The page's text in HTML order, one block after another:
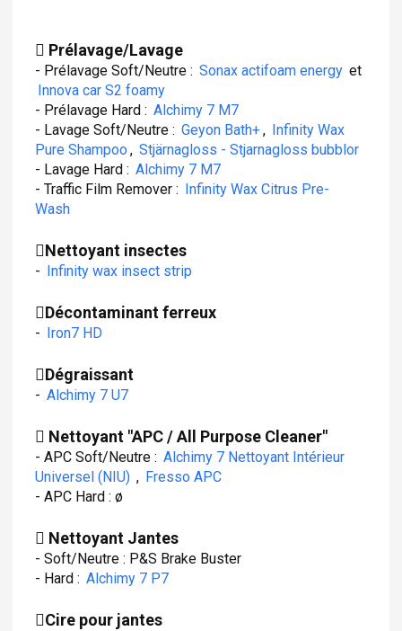
[SIZE=5][B][FA]thumbs-up[/FA]Compartiment
- Nettoyant :
- Dressing :
[CENTER][SIZE=6]-------------------------------
[SIZE=5][B][FA]thumbs-up[/FA]Nettoyant et
- Nettoyant :
- Dressing :
[SIZE=5][B][FA]thumbs-up[/FA]Nettoyant et
[SIZE=5][B][FA]thumbs-up[/FA]Nettoyant et
- Nettoyant :
- Traitement des odeurs  :
[SIZE=5][B][FA]thumbs-up[/FA]Ecrans et
[SIZE=5][B][FA]thumbs-up[/FA]Parfum intérieur[/
- Parfum à pulvériser :
- Parfum à clipser (grille ventilation) :
Prélavage/Lavage
- Prélavage Soft/Neutre : Sonax actifoam energy et
Innova car S2 foamy
- Prélavage Hard : Alchimy 7 M7
- Lavage Soft/Neutre : Geyon Bath+, Infinity Wax
Pure Shampoo, Stjärnagloss - Stjarnagloss bubblor
- Lavage Hard : Alchimy 7 M7
- Traffic Film Remover : Infinity Wax Citrus Pre-
Wash
Nettoyant insectes
- Infinity wax insect strip
Décontaminant ferreux
- Iron7 HD
Dégraissant
- Alchimy 7 U7
Nettoyant "APC / All Purpose Cleaner"
- APC Soft/Neutre : Alchimy 7 Nettoyant Intérieur
Universel (NIU) , Fresso APC
- APC Hard : ø
Nettoyant Jantes
- Soft/Neutre : P&S Brake Buster
- Hard : Alchimy 7 P7
Cire pour jantes